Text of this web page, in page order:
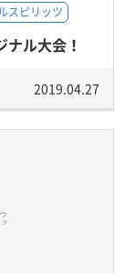
スピリッツ
ル大会！
2019.04.27